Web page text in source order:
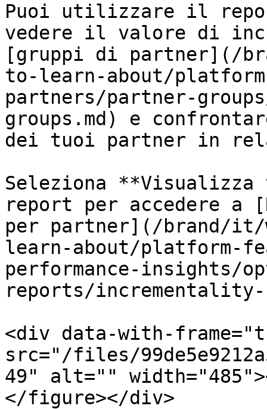
Puoi utilizzare il
vedere il valore di
[gruppi di partner](/
to-learn-about/
partners/partner-
groups.md) e
dei tuoi partner in
Seleziona
report per accedere a
per partner](/brand/it/
learn-about/platform-
performance-insights/
reports/
<div data-with-
src="/files/
49" alt=""
</figure></div>